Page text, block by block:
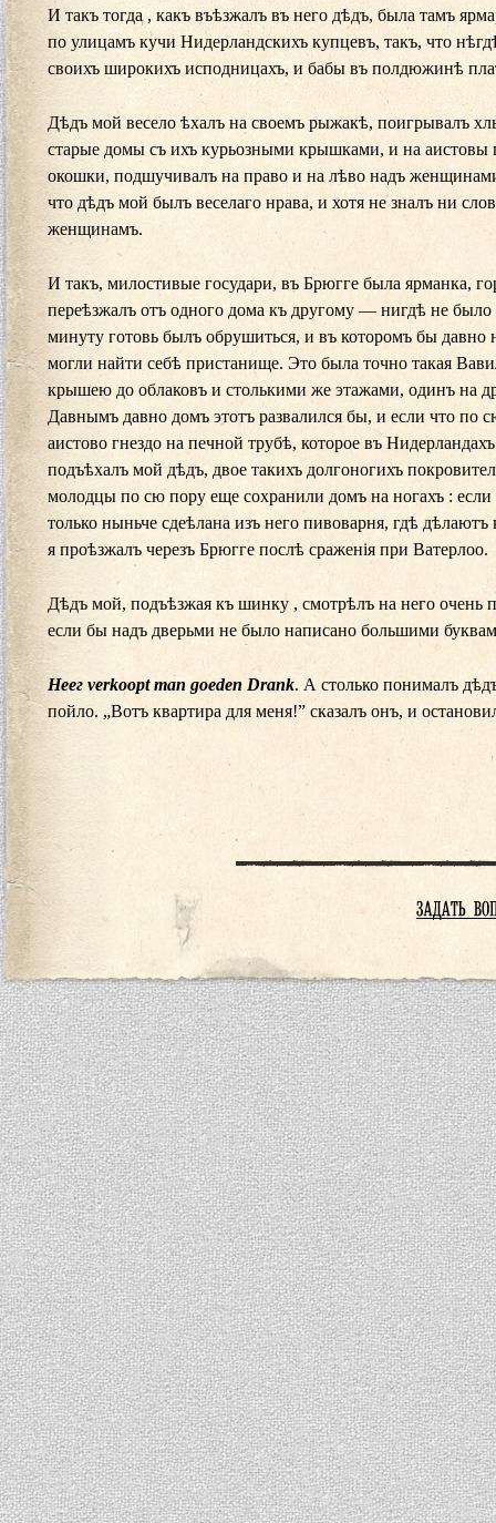
И такъ тогда , какъ въѣзжалъ въ него дѣдъ, была тамъ
по улицамъ кучи Нидерландскихъ купцевъ, такъ, что
своихъ широкихъ исподницахъ, и бабы въ полдюжинѣ
Дѣдъ мой весело ѣхалъ на своемъ рыжакѣ, поигрывалъ
старые домы съ ихъ курьозными крышками, и на аистовы
окошки, подшучивалъ на право и на лѣво надъ
что дѣдъ мой былъ веселаго нрава, и хотя не зналъ ни
женщинамъ.
И такъ, милостивые государи, въ Брюгге была ярманка,
переѣзжалъ отъ одного дома къ другому — нигдѣ не
минуту готовь былъ обрушиться, и въ которомъ бы
могли найти себѣ пристанище. Это была точно такая
крышею до облаковъ и столькими же этажами, одинъ на
Давнымъ давно домъ этотъ развалился бы, и если что по
аистово гнездо на печной трубѣ, которое въ
подъѣхалъ мой дѣдъ, двое такихъ долгоногихъ
молодцы по сю пору еще сохранили домъ на ногахъ : если
только ныньче сдеѣлана изъ него пивоварня, гдѣ
я проѣзжалъ черезъ Брюгге послѣ сраженія при Ватерлоо.
Дѣдъ мой, подъѣзжая къ шинку , смотрѣлъ на него очень
если бы надъ дверьми не было написано большими
Неег verkoopt man goeden Drank. А столько понималъ
пойло. „Вотъ квартира для меня!” сказалъ онъ, и